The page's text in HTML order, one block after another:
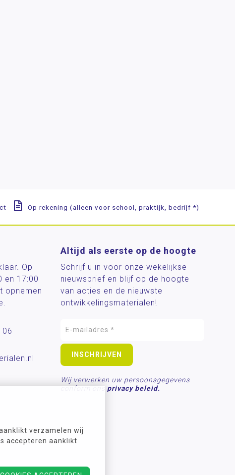
verzamelen wij
accepteren aanklikt
Op rekening (alleen voor school, praktijk, bedrijf *)
Op
en 17:00
opnemen
06
Altijd als eerste op de hoogte
Schrijf u in voor onze wekelijkse
nieuwsbrief en blijf op de hoogte
van acties en de nieuwste
ontwikkelingsmaterialen!
Wij verwerken uw persoonsgegevens
conform ons privacy beleid.